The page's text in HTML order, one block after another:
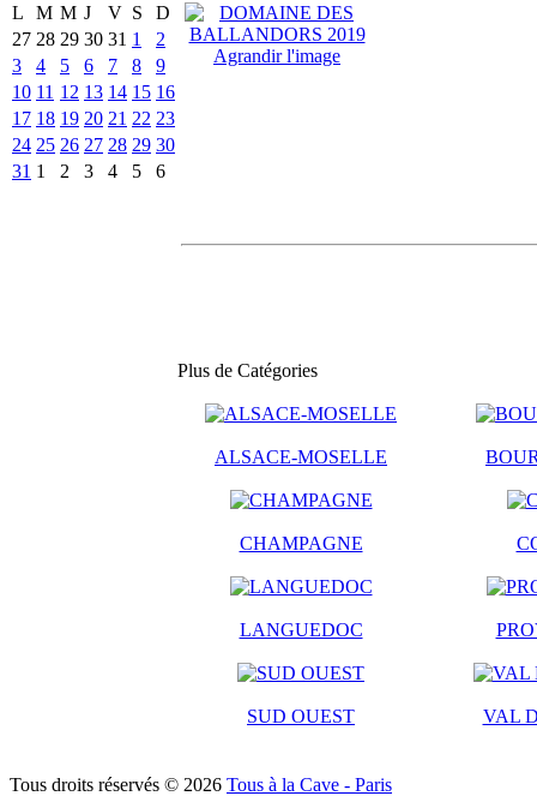
L
M M J V S
D
27 28 29 30 31 1
2
3
4 5 6 7 8
9
10 11 12 13 14 15 16
17 18 19 20 21 22 23
24 25 26 27 28 29 30
31 1 2 3 4 5 6
Agrandir l'image
Plus de Catégories
ALSACE-MOSELLE
CHAMPAGNE
LANGUEDOC
SUD OUEST VAL
Tous droits réservés © 2026 Tous à la Cave - Paris